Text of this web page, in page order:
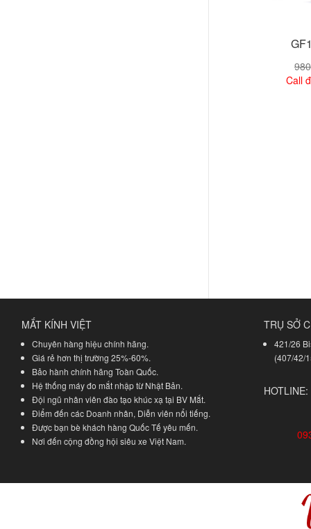
Call
MẮT KÍNH VIỆT
Chuyên hàng hiệu chính hãng.
Giá rẻ hơn thị trường 25%-60%.
Bảo hành chính hãng Toàn Quốc.
Hệ thống máy đo mắt nhập từ Nhật Bản.
Đội ngũ nhân viên đào tạo khúc xạ tại BV Mắt.
Điểm đến các Doanh nhân, Diễn viên nổi tiếng.
Được bạn bè khách hàng Quốc Tế yêu mến.
Nơi đến cộng đồng hội siêu xe Việt Nam.
TRỤ SỞ
421/26
(407/42/
HOTLINE: